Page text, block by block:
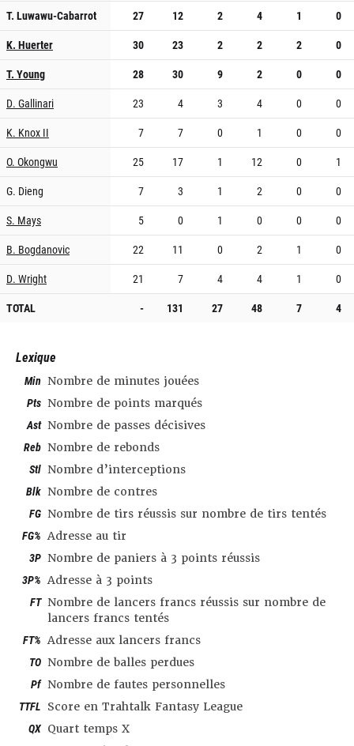
T. Luwawu-Cabarrot
27 12 2 4 1
0
K. Huerter
30 23 2 2 2
0
T. Young
28 30 9 2 0
0
D. Gallinari
23 4 3 4 0
0
K. Knox II
7 7 0 1 0
0
O. Okongwu
25 17 1 12 0
1
G. Dieng
7 3 1 2 0
0
S. Mays
5 0 1 0 0
0
B. Bogdanovic
22 11 0 2 1
0
D. Wright
21 7 4 4 1
0
TOTAL
- 131 27 48 7 4
Lexique
Min Nombre de minutes jouées
Pts Nombre de points marqués
Ast Nombre de passes décisives
Reb Nombre de rebonds
Stl Nombre d’interceptions
Blk Nombre de contres
FG Nombre de tirs réussis sur nombre de tirs tentés
FG% Adresse au tir
3P Nombre de paniers à 3 points réussis
3P% Adresse à 3 points
FT Nombre de lancers francs réussis sur nombre de
lancers francs tentés
FT% Adresse aux lancers francs
TO Nombre de balles perdues
Pf Nombre de fautes personnelles
TTFL Score en Trahtalk Fantasy League
QX Quart temps X